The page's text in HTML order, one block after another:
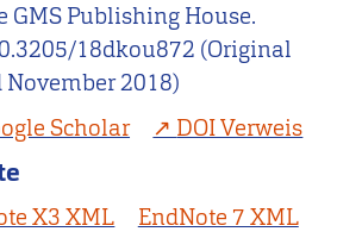
GMS Publishing House.
18dkou872 (Original
2018)
Scholar
DOI Verweis
X3 XML
EndNote 7 XML